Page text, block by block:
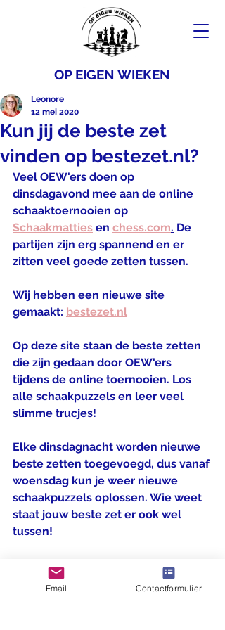
OP EIGEN WIEKEN
Kun jij de beste zet
vinden op bestezet.nl?
Leonore
12 mei 2020
Veel OEW'ers doen op
dinsdagavond mee aan de online
schaaktoernooien op
Schaakmatties en chess.com. De
partijen zijn erg spannend en er
zitten veel goede zetten tussen.
Wij hebben een nieuwe site
gemaakt: bestezet.nl
Op deze site staan de beste zetten
die zijn gedaan door OEW'ers
tijdens de online toernooien. Los
alle schaakpuzzels en leer veel
slimme trucjes!
Elke dinsdagnacht worden nieuwe
beste zetten toegevoegd, dus vanaf
woensdag kun je weer nieuwe
schaakpuzzels oplossen. Wie weet
staat jouw beste zet er ook wel
tussen!
Email Contactformulier